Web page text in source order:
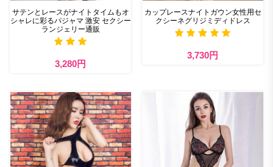
サテンとレースがナイトタイムもオ
シャレに彩るパジャマ 激安 セクシー
ランジェリー通販
3,280円
カップレースナイトガウン女性用セ
クシーネグリジミディドレス
3,730円